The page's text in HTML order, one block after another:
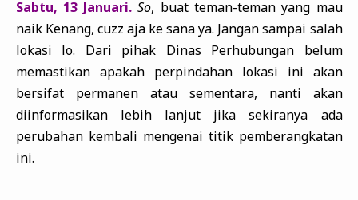
Sabtu, 13 Januari. So, buat teman-teman yang mau
naik Kenang, cuzz aja ke sana ya. Jangan sampai salah
lokasi lo. Dari pihak Dinas Perhubungan belum
memastikan apakah perpindahan lokasi ini akan
bersifat permanen atau sementara, nanti akan
diinformasikan lebih lanjut jika sekiranya ada
perubahan kembali mengenai titik pemberangkatan
ini.